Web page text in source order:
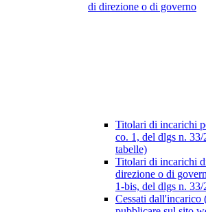
di direzione o di governo
Titolari di incarichi
co. 1, del dlgs n.
tabelle)
Titolari di incarichi
direzione o di
1-bis, del dlgs n. 33/
Cessati dall'incarico